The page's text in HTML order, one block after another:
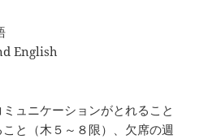
English
ュニケーションがとれること
と（木５～８限）、欠席の週